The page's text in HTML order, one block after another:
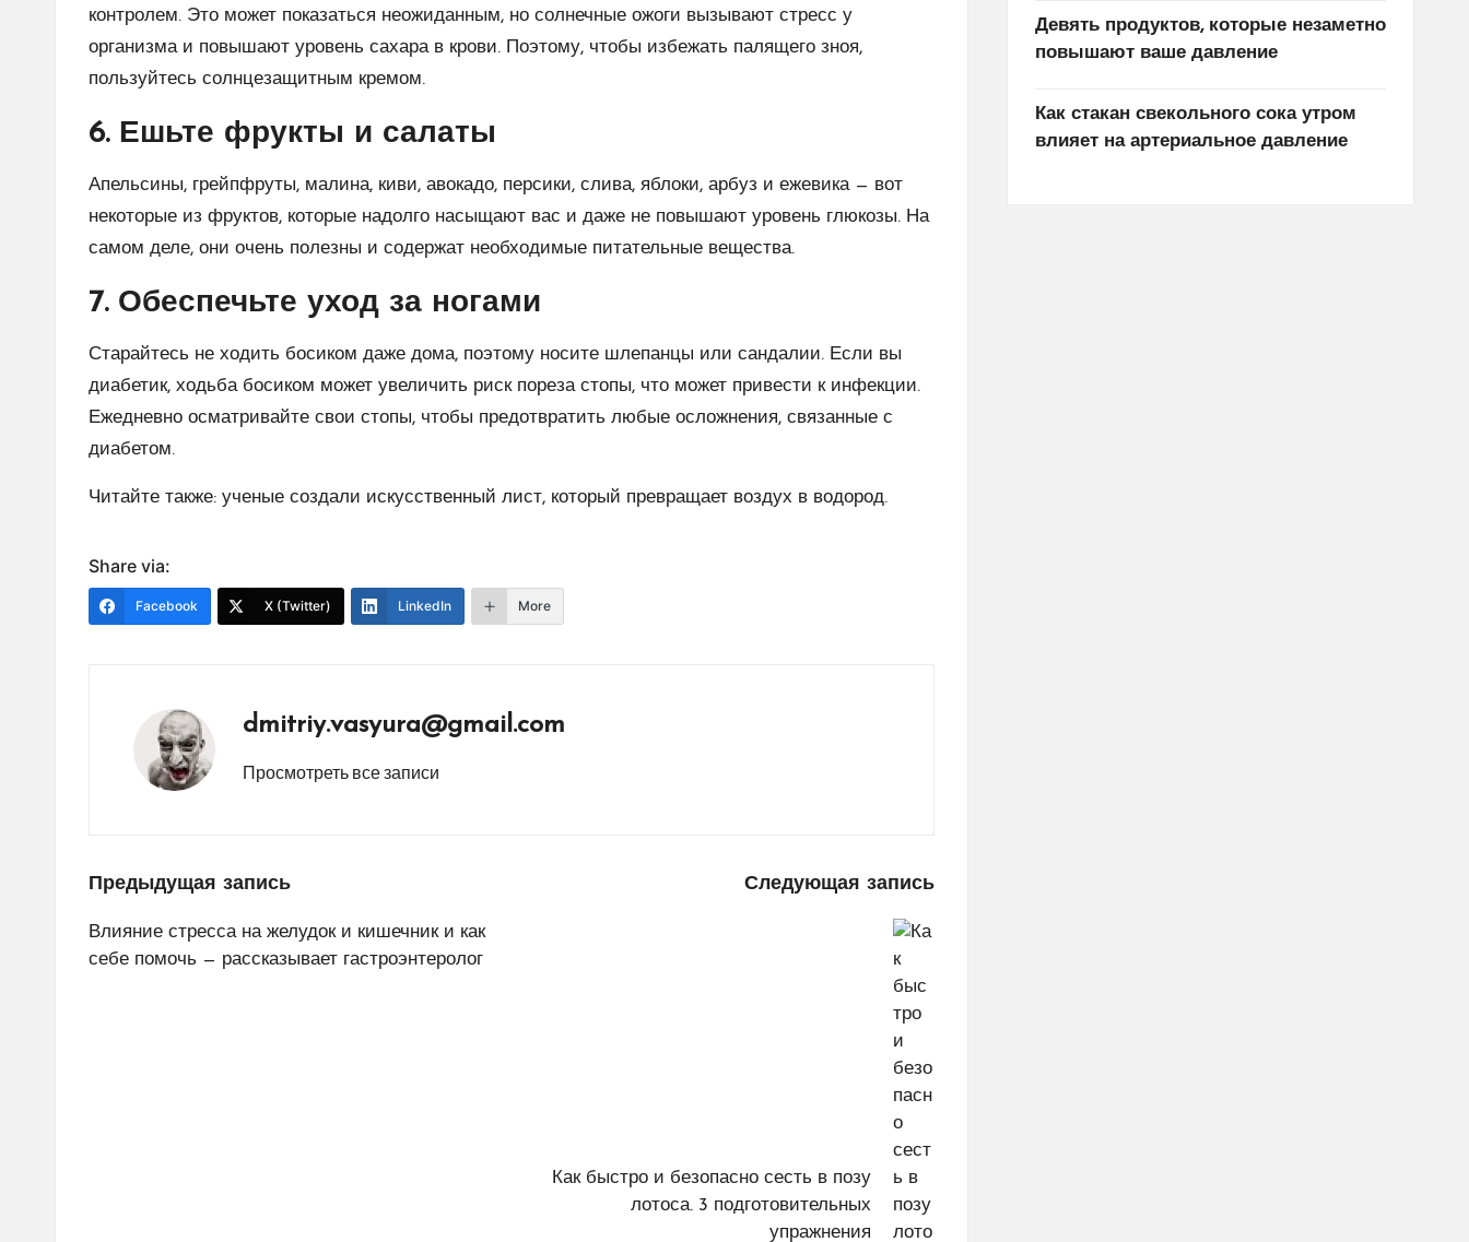
контролем. Это может показаться неожиданным, но солнечные ожоги вызывают стресс у
организма и повышают уровень сахара в крови. Поэтому, чтобы избежать палящего зноя,
пользуйтесь солнцезащитным кремом.
6. Ешьте фрукты и салаты
Апельсины, грейпфруты, малина, киви, авокадо, персики, слива, яблоки, арбуз и ежевика — вот
некоторые из фруктов, которые надолго насыщают вас и даже не повышают уровень глюкозы. На
самом деле, они очень полезны и содержат необходимые питательные вещества.
7. Обеспечьте уход за ногами
Старайтесь не ходить босиком даже дома, поэтому носите шлепанцы или сандалии. Если вы
диабетик, ходьба босиком может увеличить риск пореза стопы, что может привести к инфекции.
Ежедневно осматривайте свои стопы, чтобы предотвратить любые осложнения, связанные с
диабетом.
Читайте также: ученые создали искусственный лист, который превращает воздух в водород.
Share via:
Facebook X (Twitter) LinkedIn More
dmitriy.vasyura@gmail.com
Просмотреть все записи
Навигация
по
Предыдущая запись
Влияние стресса на желудок и кишечник и как
себе помочь — рассказывает гастроэнтеролог
Следующая запись
Как быстро и безопасно сесть в позу
лотоса. 3 подготовительных
упражнения
Девять продуктов, которые незаметно
повышают ваше давление
Как стакан свекольного сока утром
влияет на артериальное давление